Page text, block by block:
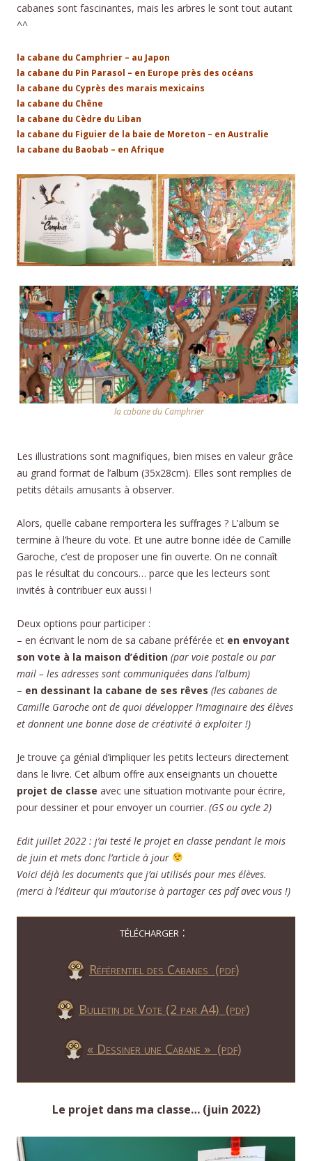
cabanes sont fascinantes, mais les arbres le sont tout autant
^^
la cabane du Camphrier – au Japon
la cabane du Pin Parasol – en Europe près des océans
la cabane du Cyprès des marais mexicains
la cabane du Chêne
la cabane du Cèdre du Liban
la cabane du Figuier de la baie de Moreton – en Australie
la cabane du Baobab – en Afrique
la cabane du Camphrier
Les illustrations sont magnifiques, bien mises en valeur grâce
au grand format de l’album (35x28cm). Elles sont remplies de
petits détails amusants à observer.
Alors, quelle cabane remportera les suffrages ? L’album se
termine à l’heure du vote. Et une autre bonne idée de Camille
Garoche, c’est de proposer une fin ouverte. On ne connaît
pas le résultat du concours… parce que les lecteurs sont
invités à contribuer eux aussi !
Deux options pour participer :
– en écrivant le nom de sa cabane préférée et en envoyant
son vote à la maison d’édition (par voie postale ou par
mail – les adresses sont communiquées dans l’album)
– en dessinant la cabane de ses rêves (les cabanes de
Camille Garoche ont de quoi développer l’imaginaire des élèves
et donnent une bonne dose de créativité à exploiter !)
Je trouve ça génial d’impliquer les petits lecteurs directement
dans le livre. Cet album offre aux enseignants un chouette
projet de classe avec une situation motivante pour écrire,
pour dessiner et pour envoyer un courrier. (GS ou cycle 2)
Edit juillet 2022 : j’ai testé le projet en classe pendant le mois
de juin et mets donc l’article à jour
Voici déjà les documents que j’ai utilisés pour mes élèves.
(merci à l’éditeur qui m’autorise à partager ces pdf avec vous !)
télécharger :
Référentiel des Cabanes (pdf)
Bulletin de Vote (2 par A4) (pdf)
« Dessiner une Cabane » (pdf)
Le projet dans ma classe… (juin 2022)